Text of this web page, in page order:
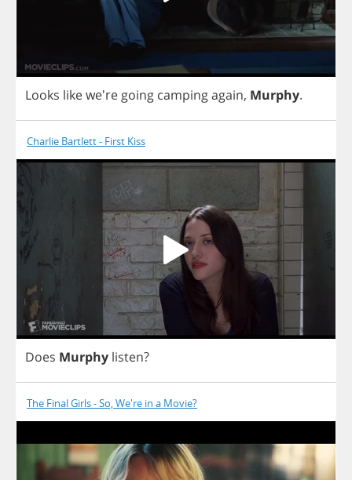
Looks likewe'regoing campingagain, Murphy.
Charlie Bartlett - First Kiss
Does Murphy listen?
The Final Girls - So, We're in a Movie?